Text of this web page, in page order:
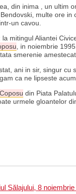
din inima , un ultim
multe ore
un cavou.
mitingul Aliantei
, in noiembrie
smerenie
ani in sir, singur
ca ne lipseste
Coposu din Piata
urmele gloantelor
Sălajului, 8 noiembrie